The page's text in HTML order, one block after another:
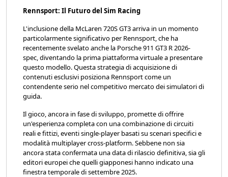
Rennsport: Il Futuro del Sim Racing
L'inclusione della McLaren 720S GT3 arriva in un momento
particolarmente significativo per Rennsport, che ha
recentemente svelato anche la Porsche 911 GT3 R 2026-
spec, diventando la prima piattaforma virtuale a presentare
questo modello. Questa strategia di acquisizione di
contenuti esclusivi posiziona Rennsport come un
contendente serio nel competitivo mercato dei simulatori di
guida.
Il gioco, ancora in fase di sviluppo, promette di offrire
un'esperienza completa con una combinazione di circuiti
reali e fittizi, eventi single-player basati su scenari specifici e
modalità multiplayer cross-platform. Sebbene non sia
ancora stata confermata una data di rilascio definitiva, sia gli
editori europei che quelli giapponesi hanno indicato una
finestra temporale di settembre 2025.